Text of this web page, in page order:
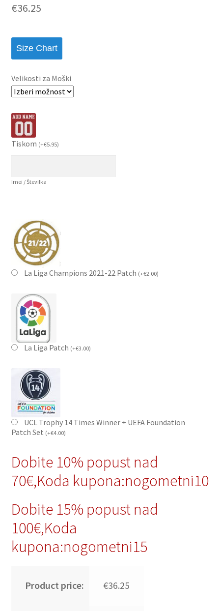
€36.25
Size Chart
Velikosti za Moški
Tiskom (+€5.95)
Imei / Številka
La Liga Champions 2021-22 Patch (+€2.00)
La Liga Patch (+€3.00)
UCL Trophy 14 Times Winner + UEFA Foundation
Patch Set (+€4.00)
Dobite 10% popust nad
70€,Koda kupona:nogometni10
Dobite 15% popust nad
100€,Koda
kupona:nogometni15
Product price: €36.25